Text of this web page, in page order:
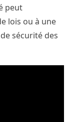
peut
lois ou à une
sécurité des